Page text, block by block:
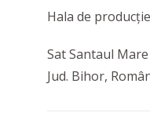
Hala de
Sat Santaul
Jud. Bihor,